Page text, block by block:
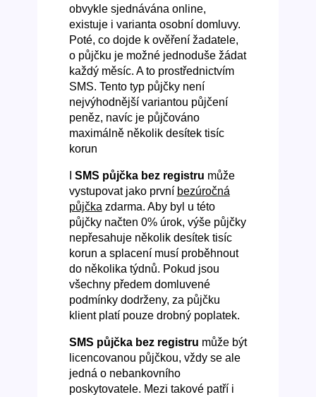
obvykle sjednávána online,
existuje i varianta osobní domluvy.
Poté, co dojde k ověření žadatele,
o půjčku je možné jednoduše žádat
každý měsíc. A to prostřednictvím
SMS. Tento typ půjčky není
nejvýhodnější variantou půjčení
peněz, navíc je půjčováno
maximálně několik desítek tisíc
korun
SMS půjčka bez registru může
vystupovat jako první bezúročná
půjčka zdarma. Aby byl u této
půjčky načten 0% úrok, výše půjčky
nepřesahuje několik desítek tisíc
korun a splacení musí proběhnout
do několika týdnů. Pokud jsou
všechny předem domluvené
podmínky dodrženy, za půjčku
klient platí pouze drobný poplatek.
SMS půjčka bez registru může být
licencovanou půjčkou, vždy se ale
jedná o nebankovního
poskytovatele. Mezi takové patří i